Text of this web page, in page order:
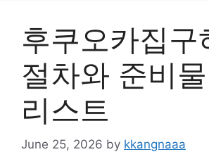
후쿠오카집구
절차와 준비
리스트
June 25, 2026 by kkangnaaa